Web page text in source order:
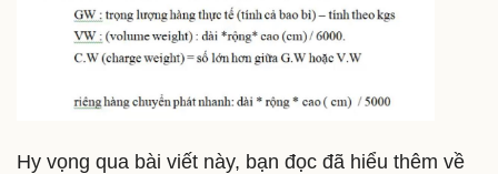
Hy vọng qua bài viết này, bạn đọc đã hiểu thêm về